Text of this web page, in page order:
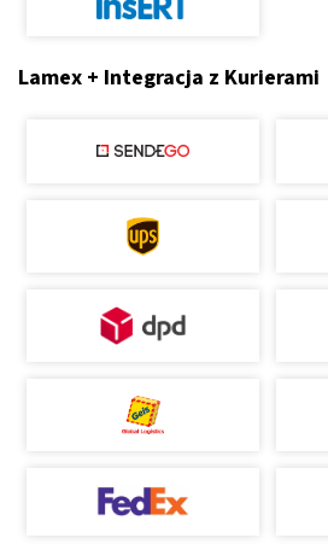
Lamex + Integracja z Kurierami